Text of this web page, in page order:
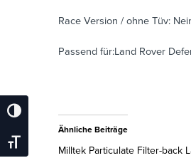
Umschalten Auf Hohe Kontraste
Schrift Vergrößern
Race Version / ohne Tüv:
Passend für:Land Rover
Ähnliche Beiträge
Milltek Particulate Filter-back